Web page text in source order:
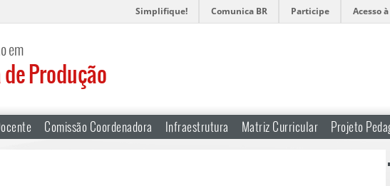
Simplifique! Comunica BR Participe Acesso
em
Produção
Comissão Coordenadora Infraestrutura Matriz Curricular Projeto